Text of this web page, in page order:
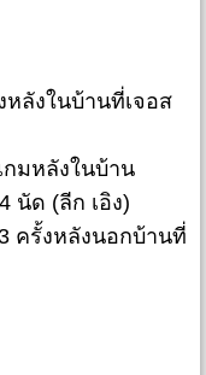
หลังในบ้านที่เจอส
กมหลังในบ้าน
นัด (ลีก เอิง)
ครั้งหลังนอกบ้านที่